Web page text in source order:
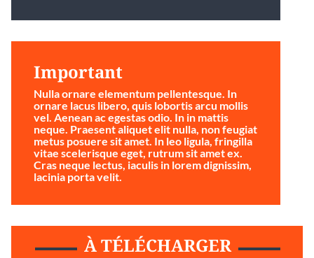
Important
Nulla ornare elementum pellentesque. In
ornare lacus libero, quis lobortis arcu mollis
vel. Aenean ac egestas odio. In in mattis
neque. Praesent aliquet elit nulla, non feugiat
metus posuere sit amet. In leo ligula, fringilla
vitae scelerisque eget, rutrum sit amet ex.
Cras neque lectus, iaculis in lorem dignissim,
lacinia porta velit.
À TÉLÉCHARGER